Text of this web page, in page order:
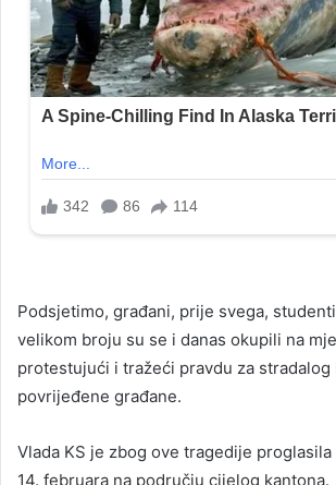
Podsjetimo, građani, prije svega,
velikom broju su se i danas okupili na
protestujući i tražeći pravdu za stradalog
povrijeđene građane.
Vlada KS je zbog ove tragedije
14. februara na području cijelog kantona.